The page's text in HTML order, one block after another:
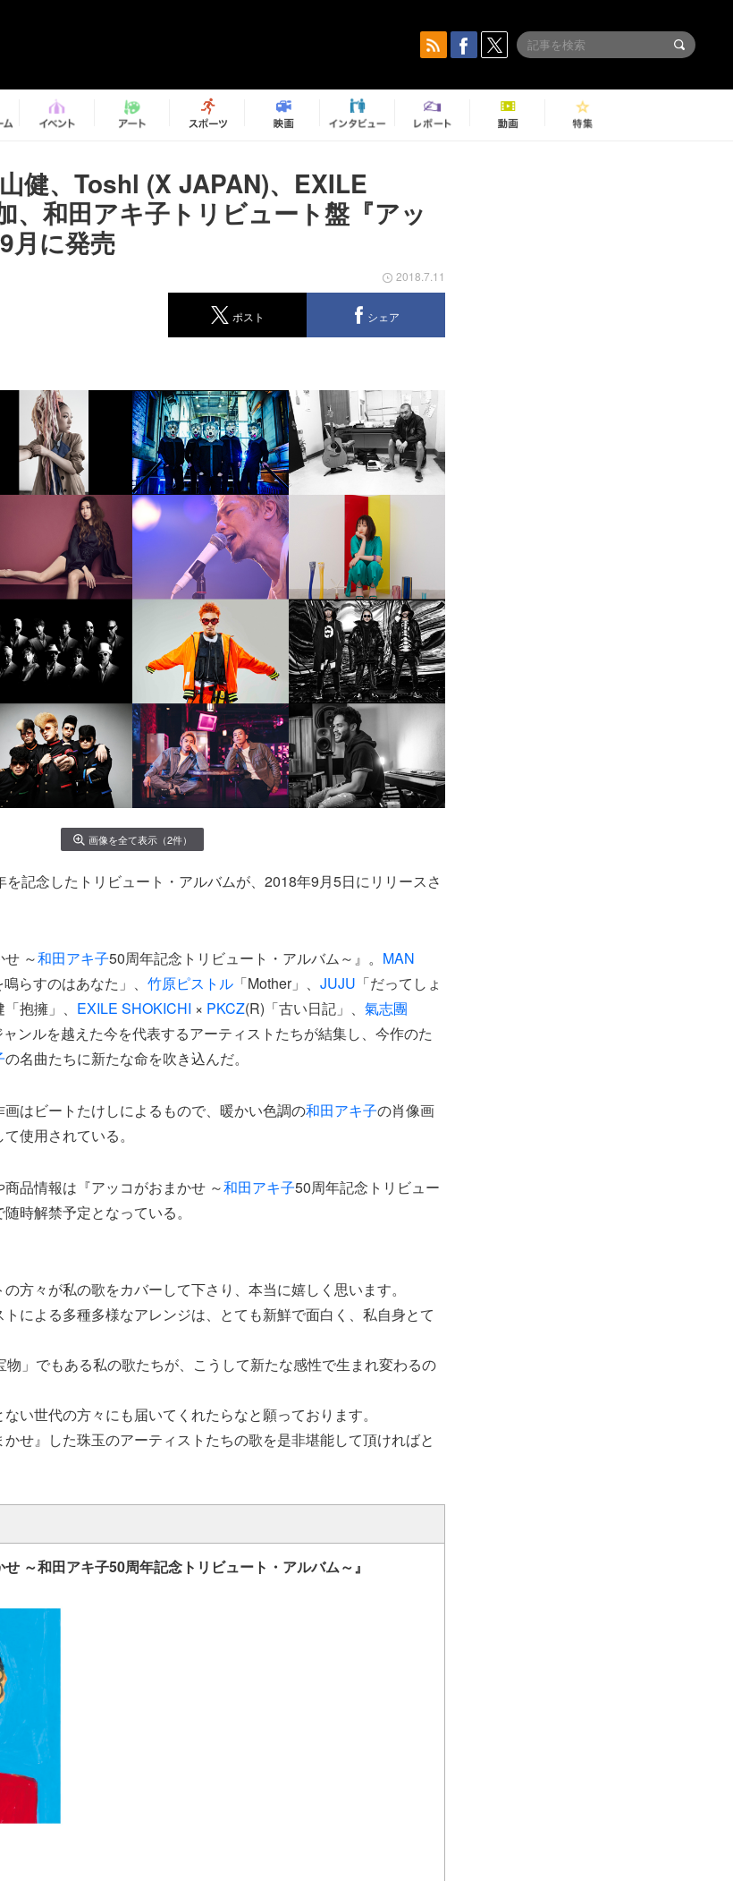
健、Toshl (X JAPAN)、EXILE
、和田アキ子トリビュート盤『アッ
月に発売
2018.7.11
ポスト シェア
画像を全て表示（2件）
を記念したトリビュート・アルバムが、2018年9月5日にリリースさ
～和田アキ子50周年記念トリビュート・アルバム～』。 MAN
鳴らすのはあなた」、 竹原ピストル 「Mother」、 JUJU 「だってしょ
抱擁」、 EXILE SHOKICHI × PKCZ(R)「古い日記」、 氣志團
ャンルを越えた今を代表するアーティストたちが結集し、今作のた
の名曲たちに新たな命を吹き込んだ。
はビートたけしによるもので、暖かい色調の和田アキ子の肖像画
使用されている。
品情報は『アッコがおまかせ ～和田アキ子50周年記念トリビュー
時解禁予定となっている。
方々が私の歌をカバーして下さり、本当に嬉しく思います。
による多種多様なアレンジは、とても新鮮で面白く、私自身とて
」でもある私の歌たちが、こうして新たな感性で生まれ変わるの
い世代の方々にも届いてくれたらなと願っております。
せ』した珠玉のアーティストたちの歌を是非堪能して頂ければと
～和田アキ子50周年記念トリビュート・アルバム～』